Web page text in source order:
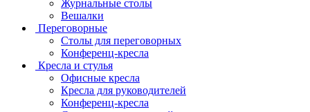
Журнальные столы
Вешалки
Переговорные
Столы для переговорных
Конференц-кресла
Кресла и стулья
Офисные кресла
Кресла для руководителей
Конференц-кресла